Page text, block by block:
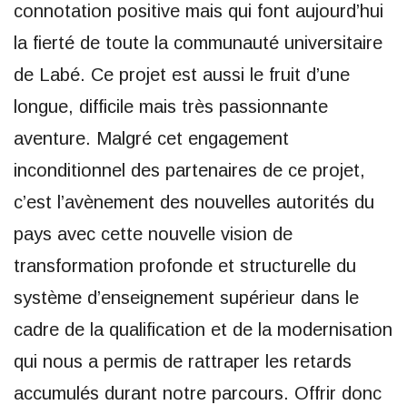
connotation positive mais qui font aujourd’hui
la fierté de toute la communauté universitaire
de Labé. Ce projet est aussi le fruit d’une
longue, difficile mais très passionnante
aventure. Malgré cet engagement
inconditionnel des partenaires de ce projet,
c’est l’avènement des nouvelles autorités du
pays avec cette nouvelle vision de
transformation profonde et structurelle du
système d’enseignement supérieur dans le
cadre de la qualification et de la modernisation
qui nous a permis de rattraper les retards
accumulés durant notre parcours. Offrir donc